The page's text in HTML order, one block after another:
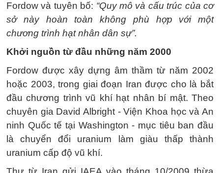
Fordow và tuyên bố: “Quy mô và cấu trúc của cơ
sở này hoàn toàn không phù hợp với một
chương trình hạt nhân dân sự”.
Khởi nguồn từ đầu những năm 2000
Fordow được xây dựng âm thầm từ năm 2002
hoặc 2003, trong giai đoạn Iran được cho là bắt
đầu chương trình vũ khí hạt nhân bí mật. Theo
chuyên gia David Albright - Viện Khoa học và An
ninh Quốc tế tại Washington - mục tiêu ban đầu
là chuyển đổi uranium làm giàu thấp thành
uranium cấp độ vũ khí.